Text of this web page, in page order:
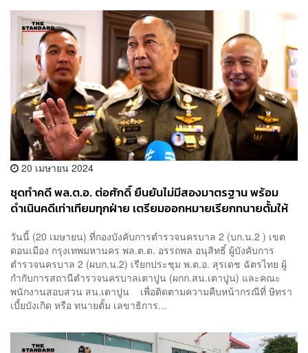
20 เมษายน 2024
ชุดทำคดี พล.ต.อ. ต่อศักดิ์ ยืนยันไม่มีสองมาตรฐาน พร้อม
ดำเนินคดีเท่าเทียมทุกฝ่าย เตรียมออกหมายเรียกทนายตั้มให้
วันนี้ (20 เมษายน) ที่กองบังคับการตำรวจนครบาล 2 (บก.น.2 ) เขต
ดอนเมือง กรุงเทพมหานคร พล.ต.ต. อรรถพล อนุสิทธิ์ ผู้บังคับการ
ตำรวจนครบาล 2 (ผบก.น.2) เรียกประชุม พ.ต.อ. สุรเดช ฉัตรไทย ผู้
กำกับการสถานีตำรวจนครบาลเตาปูน (ผกก.สน.เตาปูน) และคณะ
พนักงานสอบสวน สน.เตาปูน เพื่อติดตามความคืบหน้ากรณีที่ ษิทรา
เบี้ยบังเกิด หรือ ทนายตั้ม เลขาธิการ...